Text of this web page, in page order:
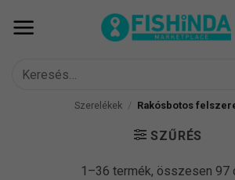
Keresés
következőre:Szerelékek / Rakósbotos
SZŰRÉS
1–36 termék, összesen 97